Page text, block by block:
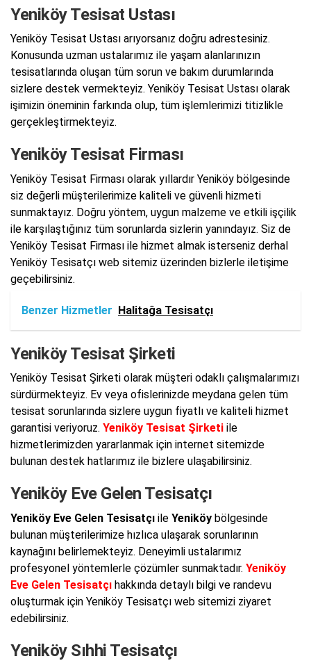
Yeniköy Tesisat Ustası
Yeniköy Tesisat Ustası arıyorsanız doğru adrestesiniz.
Konusunda uzman ustalarımız ile yaşam alanlarınızın
tesisatlarında oluşan tüm sorun ve bakım durumlarında
sizlere destek vermekteyiz. Yeniköy Tesisat Ustası olarak
işimizin öneminin farkında olup, tüm işlemlerimizi titizlikle
gerçekleştirmekteyiz.
Yeniköy Tesisat Firması
Yeniköy Tesisat Firması olarak yıllardır Yeniköy bölgesinde
siz değerli müşterilerimize kaliteli ve güvenli hizmeti
sunmaktayız. Doğru yöntem, uygun malzeme ve etkili işçilik
ile karşılaştığınız tüm sorunlarda sizlerin yanındayız. Siz de
Yeniköy Tesisat Firması ile hizmet almak isterseniz derhal
Yeniköy Tesisatçı web sitemiz üzerinden bizlerle iletişime
geçebilirsiniz.
Benzer Hizmetler Halitağa Tesisatçı
Yeniköy Tesisat Şirketi
Yeniköy Tesisat Şirketi olarak müşteri odaklı çalışmalarımızı
sürdürmekteyiz. Ev veya ofislerinizde meydana gelen tüm
tesisat sorunlarında sizlere uygun fiyatlı ve kaliteli hizmet
garantisi veriyoruz. Yeniköy Tesisat Şirketi ile
hizmetlerimizden yararlanmak için internet sitemizde
bulunan destek hatlarımız ile bizlere ulaşabilirsiniz.
Yeniköy Eve Gelen Tesisatçı
Yeniköy Eve Gelen Tesisatçı ile Yeniköy bölgesinde
bulunan müşterilerimize hızlıca ulaşarak sorunlarının
kaynağını belirlemekteyiz. Deneyimli ustalarımız
profesyonel yöntemlerle çözümler sunmaktadır. Yeniköy
Eve Gelen Tesisatçı hakkında detaylı bilgi ve randevu
oluşturmak için Yeniköy Tesisatçı web sitemizi ziyaret
edebilirsiniz.
Yeniköy Sıhhi Tesisatçı